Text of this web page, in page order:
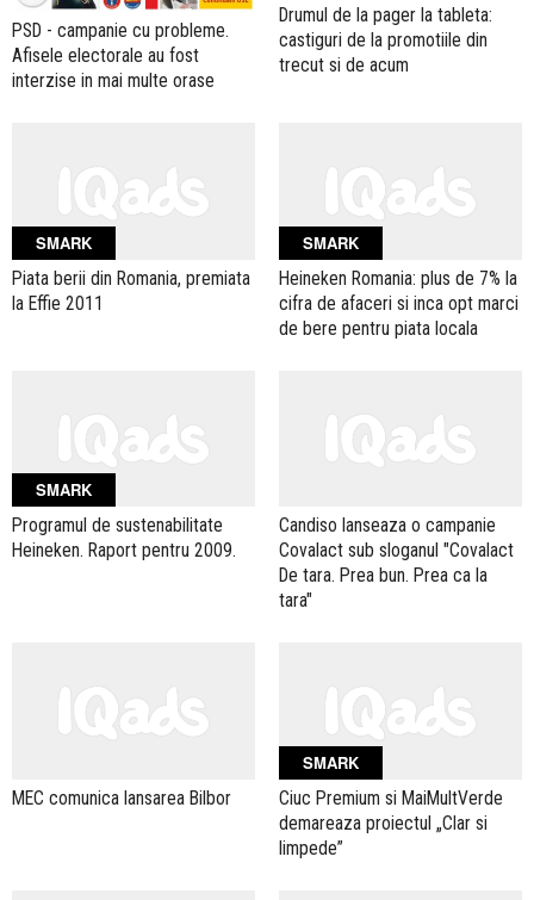
PSD - campanie cu probleme.
Afisele electorale au fost
interzise in mai multe orase
Drumul de la pager la tableta:
castiguri de la promotiile din
trecut si de acum
SMARK
Piata berii din Romania, premiata
la Effie 2011
SMARK
Heineken Romania: plus de 7% la
cifra de afaceri si inca opt marci
de bere pentru piata locala
SMARK
Programul de sustenabilitate
Heineken. Raport pentru 2009.
Candiso lanseaza o campanie
Covalact sub sloganul "Covalact
De tara. Prea bun. Prea ca la
tara"
MEC comunica lansarea Bilbor
SMARK
Ciuc Premium si MaiMultVerde
demareaza proiectul „Clar si
limpede”